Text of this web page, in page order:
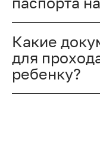
Какие
для
ребенку?